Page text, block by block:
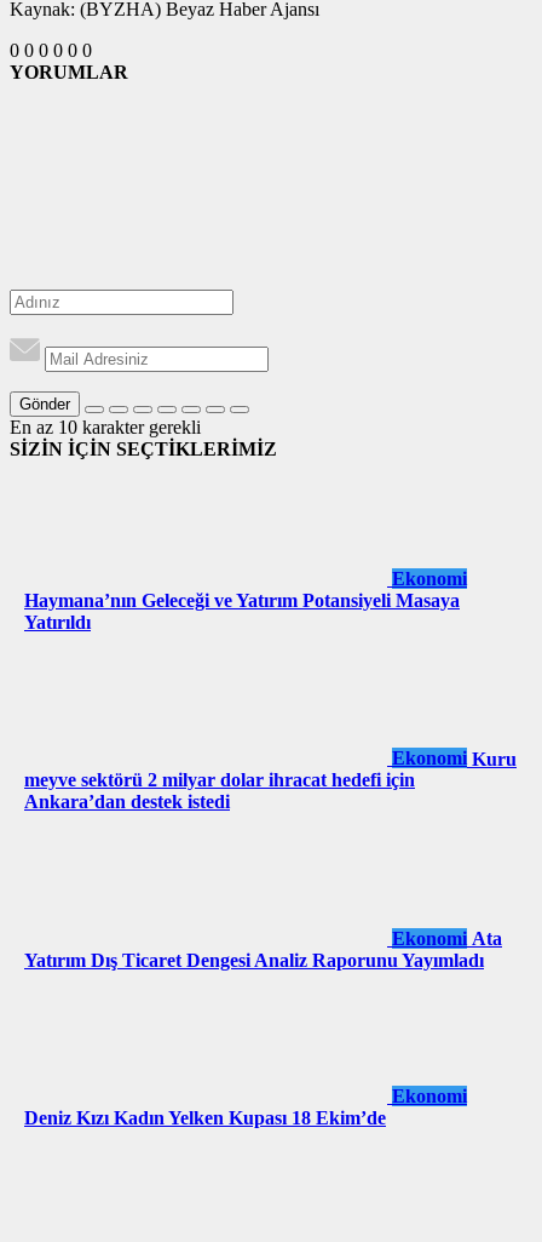
Kaynak: (BYZHA) Beyaz Haber Ajansı
0 0 0 0 0 0
YORUMLAR
Gönder
En az 10 karakter gerekli
SİZİN İÇİN SEÇTİKLERİMİZ
Ekonomi
Haymana’nın Geleceği ve Yatırım Potansiyeli Masaya
Yatırıldı
Ekonomi Kuru
meyve sektörü 2 milyar dolar ihracat hedefi için
Ankara’dan destek istedi
Ekonomi Ata
Yatırım Dış Ticaret Dengesi Analiz Raporunu Yayımladı
Ekonomi
Deniz Kızı Kadın Yelken Kupası 18 Ekim’de